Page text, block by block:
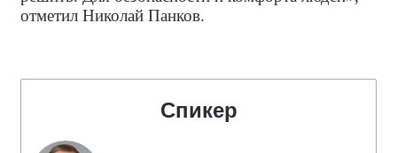
отметил Николай Панков.
Спикер